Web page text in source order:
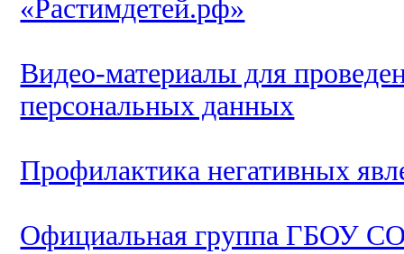
«Растимдетей.рф»
Видео-материалы для
персональных данных
Профилактика негативных
Официальная группа ГБОУ